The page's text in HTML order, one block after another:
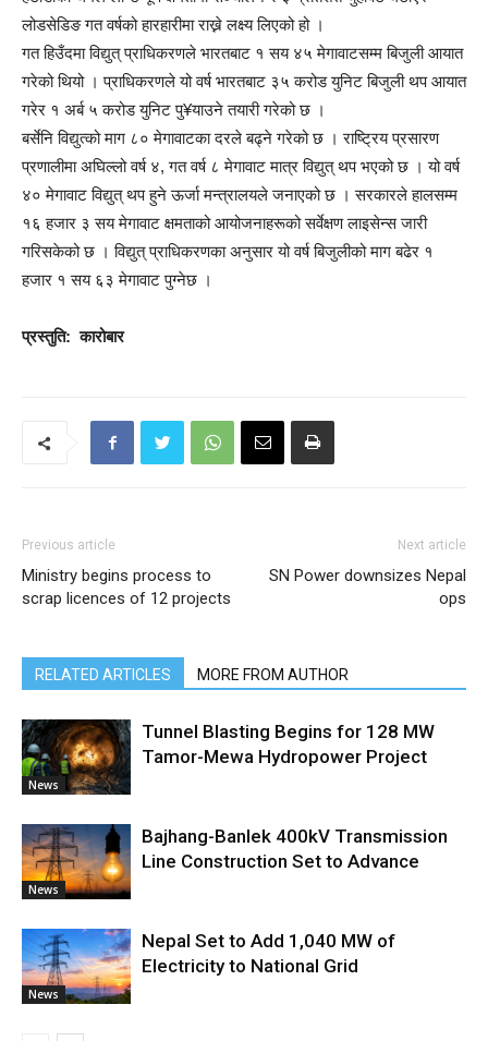
लोडसेडिङ गत वर्षको हारहारीमा राख्ने लक्ष्य लिएको हो ।
गत हिउँदमा विद्युत् प्राधिकरणले भारतबाट १ सय ४५ मेगावाटसम्म बिजुली आयात
गरेको थियो । प्राधिकरणले यो वर्ष भारतबाट ३५ करोड युनिट बिजुली थप आयात
गरेर १ अर्ब ५ करोड युनिट पु¥याउने तयारी गरेको छ ।
बर्सेनि विद्युत्को माग ८० मेगावाटका दरले बढ्ने गरेको छ । राष्ट्रिय प्रसारण
प्रणालीमा अघिल्लो वर्ष ४, गत वर्ष ८ मेगावाट मात्र विद्युत् थप भएको छ । यो वर्ष
४० मेगावाट विद्युत् थप हुने ऊर्जा मन्त्रालयले जनाएको छ । सरकारले हालसम्म
१६ हजार ३ सय मेगावाट क्षमताको आयोजनाहरूको सर्वेक्षण लाइसेन्स जारी
गरिसकेको छ । विद्युत् प्राधिकरणका अनुसार यो वर्ष बिजुलीको माग बढेर १
हजार १ सय ६३ मेगावाट पुग्नेछ ।
प्रस्तुति: कारोबार
Previous article
Ministry begins process to
scrap licences of 12 projects
Next article
SN Power downsizes Nepal
ops
RELATED ARTICLES MORE FROM AUTHOR
News
Tunnel Blasting Begins for 128 MW
Tamor-Mewa Hydropower Project
News
Bajhang-Banlek 400kV Transmission
Line Construction Set to Advance
News
Nepal Set to Add 1,040 MW of
Electricity to National Grid